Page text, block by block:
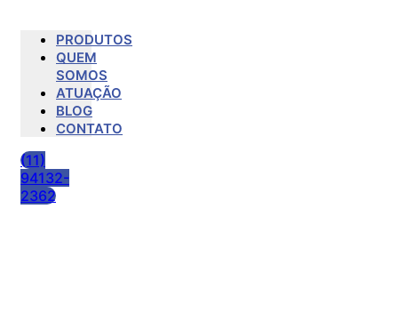
PRODUTOS
QUEM
SOMOS
ATUAÇÃO
BLOG
CONTATO
(11)
94132-
2362